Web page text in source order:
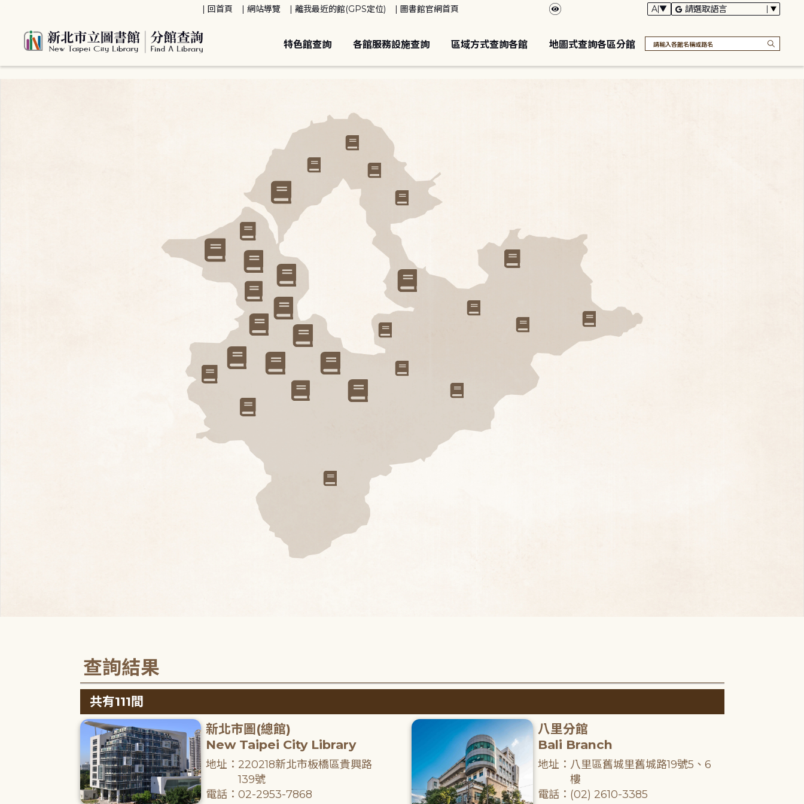
回首頁 網站導覽 離我最近的館(GPS定位) 圖書館官網首頁
特色館查詢 各館服務設施查詢 區域方式查詢各館 地圖式查詢各區分館
查詢結果
共有111間
新北市圖(總館)
New Taipei City Library
地址：220218新北市板橋區貴興路
139號
電話：02-2953-7868
八里分館
Bali Branch
地址：八里區舊城里舊城路19號5、6
樓
電話：(02) 2610-3385